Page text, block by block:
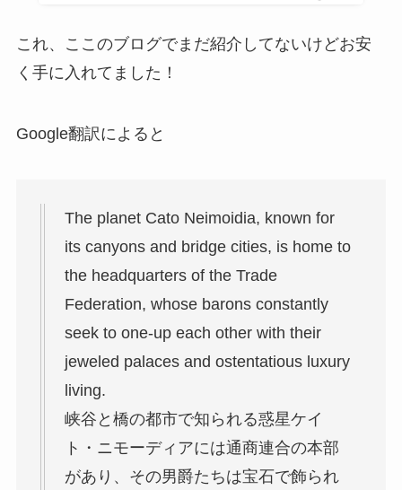
これ、ここのブログでまだ紹介してないけどお安
く手に入れてました！
Google翻訳によると
The planet Cato Neimoidia, known for
its canyons and bridge cities, is home to
the headquarters of the Trade
Federation, whose barons constantly
seek to one-up each other with their
jeweled palaces and ostentatious luxury
living.
峡谷と橋の都市で知られる惑星ケイ
ト・ニモーディアには通商連合の本部
があり、その男爵たちは宝石で飾られ